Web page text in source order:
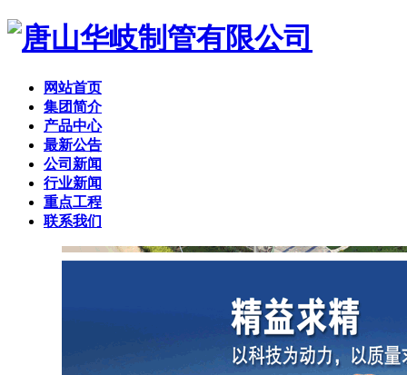
网站首页
集团简介
产品中心
最新公告
公司新闻
行业新闻
重点工程
联系我们